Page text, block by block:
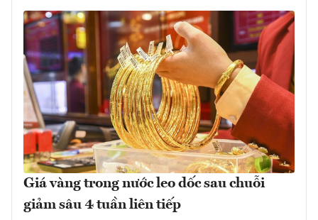
Giá vàng trong nước leo dốc sau chuỗi
giảm sâu 4 tuần liên tiếp